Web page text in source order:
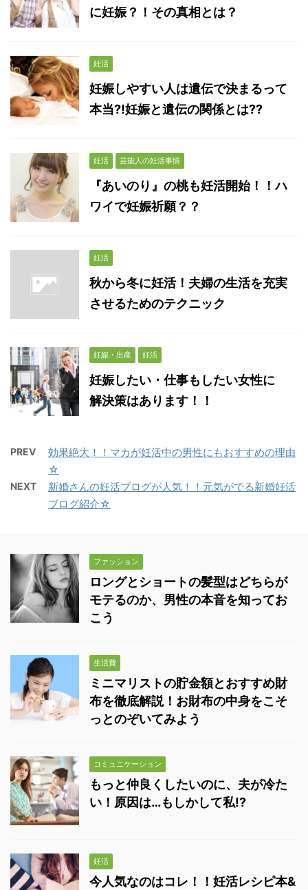
に妊娠？！その真相とは？
妊活
妊娠しやすい人は遺伝で決まるって
本当?!妊娠と遺伝の関係とは??
妊活 芸能人の妊活事情
『あいのり』の桃も妊活開始！！ハ
ワイで妊娠祈願？？
妊活
秋から冬に妊活！夫婦の生活を充実
させるためのテクニック
妊娠・出産 妊活
妊娠したい・仕事もしたい女性に
解決策はあります！！
PREV
効果絶大！！マカが妊活中の男性にもおすすめの理由
☆
NEXT
新婚さんの妊活ブログが人気！！元気がでる新婚妊活
ブログ紹介☆
ファッション
ロングとショートの髪型はどちらが
モテるのか、男性の本音を知ってお
こう
生活費
ミニマリストの貯金額とおすすめ財
布を徹底解説！お財布の中身をこそ
っとのぞいてみよう
コミュニケーション
もっと仲良くしたいのに、夫が冷た
い！原因は…もしかして私!?
妊活
今人気なのはコレ！！妊活レシピ本&